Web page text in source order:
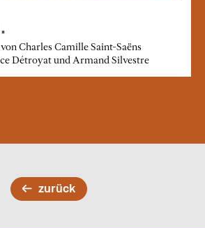
Charles Camille Saint-Saëns
Détroyat und Armand Silvestre
zurück